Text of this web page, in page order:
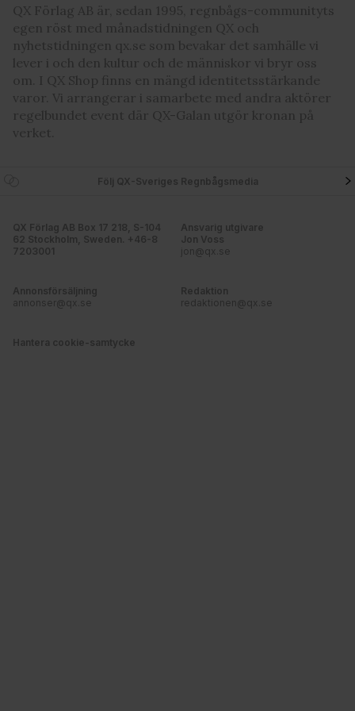
QX Förlag AB är, sedan 1995, regnbågs-communityts
egen röst med månadstidningen QX och
nyhetstidningen qx.se som bevakar det samhälle vi
lever i och den kultur och de människor vi bryr oss
om. I QX Shop finns en mängd identitetsstärkande
varor. Vi arrangerar i samarbete med andra aktörer
regelbundet event där QX-Galan utgör kronan på
verket.
Följ QX-Sveriges Regnbågsmedia
QX Förlag AB Box 17 218, S-104
62 Stockholm, Sweden. +46-8
7203001
Ansvarig utgivare
Jon Voss
jon@qx.se
Annonsförsäljning
annonser@qx.se
Redaktion
redaktionen@qx.se
Hantera cookie-samtycke